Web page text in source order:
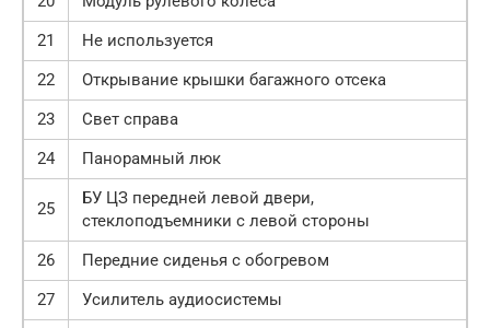
21
Не используется
22
Открывание крышки багажного отсека
23
Свет справа
24
Панорамный люк
25
БУ ЦЗ передней левой двери,
стеклоподъемники с левой стороны
26
Передние сиденья с обогревом
27
Усилитель аудиосистемы